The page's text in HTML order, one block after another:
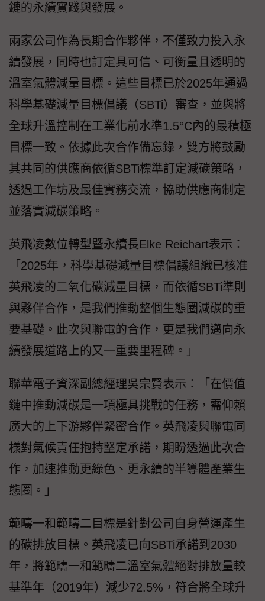
鏈的永續實踐與發展。
兩家公司作為長期合作夥伴，不僅致力投入永
續發展，同時也訂定具可信、可衡量且透明的
溫室氣體減量目標。這些目標已於2025年通過
科學基礎減量目標倡議（SBTi）審查，並與將
全球升溫控制在工業化前水準1.5°C內的最積極
目標一致。依據此次合作備忘錄，雙方將鼓勵
其共同的供應商依循SBTi標準訂定減碳策略，
透過工作坊及最佳實務交流，協助供應商制定
並落實減碳策略。
英飛凌數位轉型暨永續長Elke Reichart表示：
「2025年，科學基礎減量目標倡議組織已核准
英飛凌的二氧化碳減量目標，而依循SBTi準則
與夥伴合作，是我們推動整個生態圈減碳的重
要基礎。此次與聯電的合作，更是我們邁向永
續發展道路上的又一重要里程碑。」
聯華電子資深副總經理吳宗賢表示：「在價值
鏈中推動減碳是一項極具挑戰的任務，需仰賴
廣大的上下游夥伴緊密合作。英飛凌與聯電同
樣對氣候責任抱持堅定承諾，期盼透過此次合
作，加速推動更綠色、更永續的半導體產業生
態圈。」
範疇一和範疇二目標是針對公司自身營運產生
的碳排放目標。英飛凌已向SBTi承諾到2030
年，將範疇一和範疇二溫室氣體絕對排放量較
基準年（2019年）減少72.5%，符合將全球升